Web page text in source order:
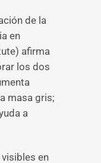
de la
en
afirma
los dos
masa gris;
a
en